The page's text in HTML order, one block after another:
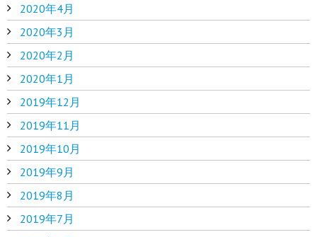
2020年4月
2020年3月
2020年2月
2020年1月
2019年12月
2019年11月
2019年10月
2019年9月
2019年8月
2019年7月